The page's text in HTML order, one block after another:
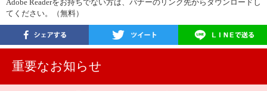
Adobe Readerをお持ちでない方は、バナーのリンク先からダウンロードし
てください。（無料）
重要なお知らせ